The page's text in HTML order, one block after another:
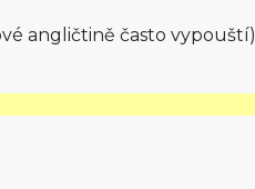
angličtině často vypouští)